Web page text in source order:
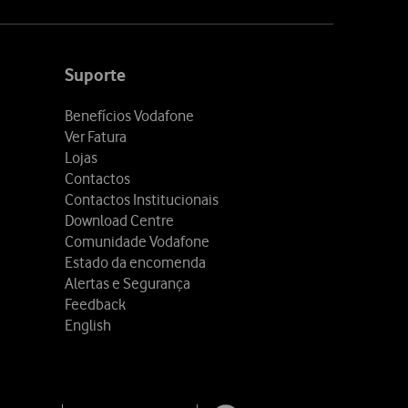
Suporte
Benefícios Vodafone
Ver Fatura
Lojas
Contactos
Contactos Institucionais
Download Centre
Comunidade Vodafone
Estado da encomenda
Alertas e Segurança
Feedback
English